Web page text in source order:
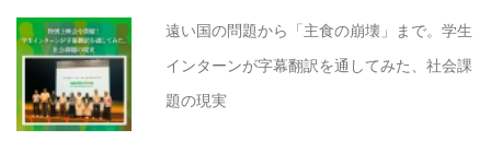
遠い国の問題から「主食の崩壊」まで。学生
インターンが字幕翻訳を通してみた、社会課
題の現実